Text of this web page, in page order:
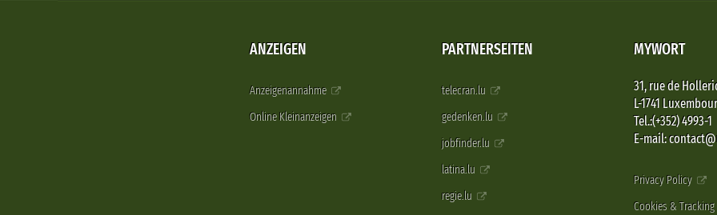
ANZEIGEN
Anzeigenannahme
Online Kleinanzeigen
PARTNERSEITEN
telecran.lu
gedenken.lu
jobfinder.lu
latina.lu
regie.lu
MYWORT
31, rue de
L-1741
Tel.:(+352) 4993-1
E-mail:
Privacy Policy
Cookies & Tracking